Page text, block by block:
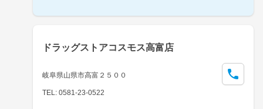
ドラッグストアコスモス高富店
岐阜県山県市高富２５００
TEL: 0581-23-0522